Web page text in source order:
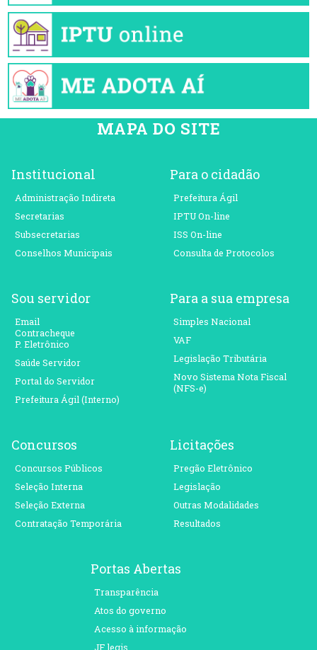
MAPA DO SITE
Institucional
Administração Indireta
Secretarias
Subsecretarias
Conselhos Municipais
Para o cidadão
Prefeitura Ágil
IPTU On-line
ISS On-line
Consulta de Protocolos
Sou servidor
Email
Contracheque
P. Eletrônico
Saúde Servidor
Portal do Servidor
Prefeitura Ágil (Interno)
Para a sua empresa
Simples Nacional
VAF
Legislação Tributária
Novo Sistema Nota Fiscal
(NFS-e)
Concursos
Concursos Públicos
Seleção Interna
Seleção Externa
Contratação Temporária
Licitações
Pregão Eletrônico
Legislação
Outras Modalidades
Resultados
Portas Abertas
Transparência
Atos do governo
Acesso à informação
JF legis